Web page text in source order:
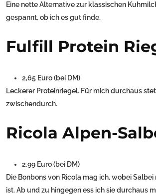
Eine nette Alternative zur klassischen
gespannt, ob ich es gut finde.
Fulfill Protein
2,65 Euro (bei DM)
Leckerer Proteinriegel. Für mich durchaus
zwischendurch.
Ricola Alpen-
2,99 Euro (bei DM)
Die Bonbons von Ricola mag ich, wobei
ist. Ab und zu hingegen ess ich sie durchaus